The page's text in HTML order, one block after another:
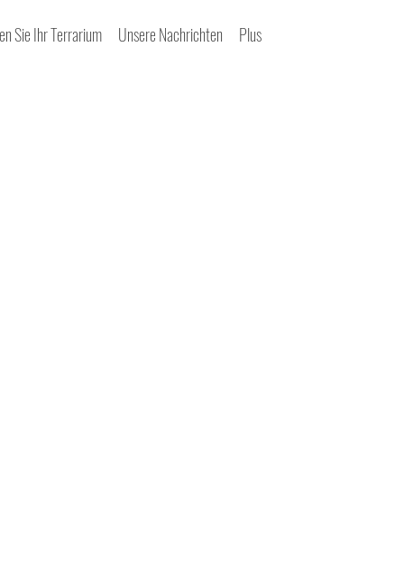
Sie Ihr Terrarium Unsere Nachrichten Plus